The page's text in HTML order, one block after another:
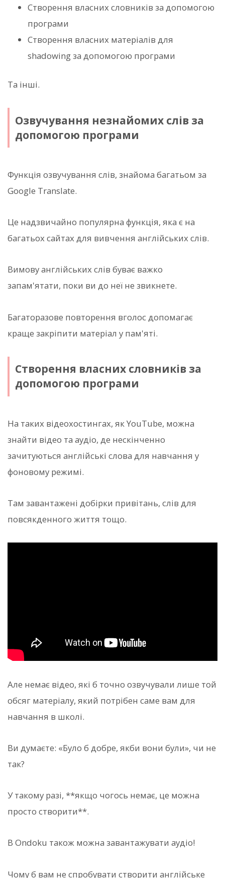
Створення власних словників за допомогою
програми
Створення власних матеріалів для
shadowing за допомогою програми
Та інші.
Озвучування незнайомих слів за
допомогою програми
Функція озвучування слів, знайома багатьом за
Google Translate.
Це надзвичайно популярна функція, яка є на
багатьох сайтах для вивчення англійських слів.
Вимову англійських слів буває важко
запам'ятати, поки ви до неї не звикнете.
Багаторазове повторення вголос допомагає
краще закріпити матеріал у пам'яті.
Створення власних словників за
допомогою програми
На таких відеохостингах, як YouTube, можна
знайти відео та аудіо, де нескінченно
зачитуються англійські слова для навчання у
фоновому режимі.
Там завантажені добірки привітань, слів для
повсякденного життя тощо.
Але немає відео, які б точно озвучували лише той
обсяг матеріалу, який потрібен саме вам для
навчання в школі.
Ви думаєте: «Було б добре, якби вони були», чи не
так?
У такому разі, **якщо чогось немає, це можна
просто створити**.
В Ondoku також можна завантажувати аудіо!
Чому б вам не спробувати створити англійське